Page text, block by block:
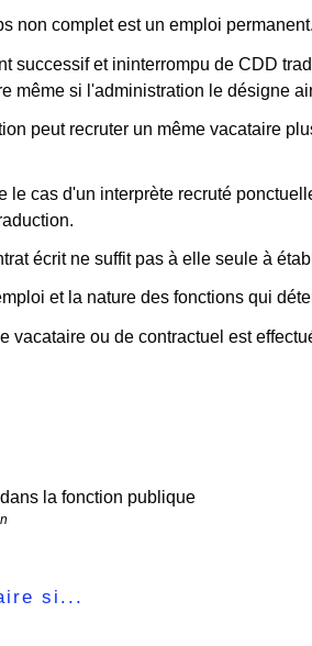
non complet est un emploi
successif et ininterrompu de CDD
même si l'administration le désigne
peut recruter un même vacataire
le cas d'un interprète recruté
écrit ne suffit pas à elle seule à
et la nature des fonctions qui
vacataire ou de contractuel est
la fonction publique
si...